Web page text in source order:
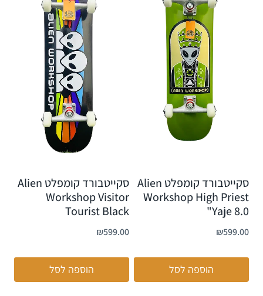
סקייטבורד קומפלט Alien
Workshop High Priest
Yaje 8.0"
₪599.00
הוספה לסל
סקייטבורד קומפלט Alien
Workshop Visitor
Tourist Black
₪599.00
הוספה לסל